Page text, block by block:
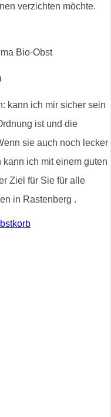
verzichten möchte.
kann ich mir sicher sein
ist und die
sie auch noch lecker
ich mit einem guten
Ziel für Sie für alle
in Rastenberg .